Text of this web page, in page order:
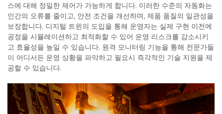
스에 대해 정밀한 제어가 가능하게 합니다. 이러한 수준의 자동화는
인간의 오류를 줄이고, 안전 조건을 개선하며, 제품 품질의 일관성을
보장합니다. 디지털 트윈의 도입을 통해 운영자는 실제 구현 이전에
공정을 시뮬레이션하고 최적화할 수 있어 운영 리스크를 감소시키
고 효율성을 높일 수 있습니다. 원격 모니터링 기능을 통해 전문가들
이 어디서든 운영 상황을 파악하고 필요시 즉각적인 기술 지원을 제
공할 수 있습니다.